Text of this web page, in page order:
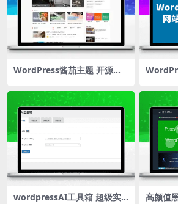
WordPress酱茄主题 开源版
wordpressAI工具箱 超级实
高颜值